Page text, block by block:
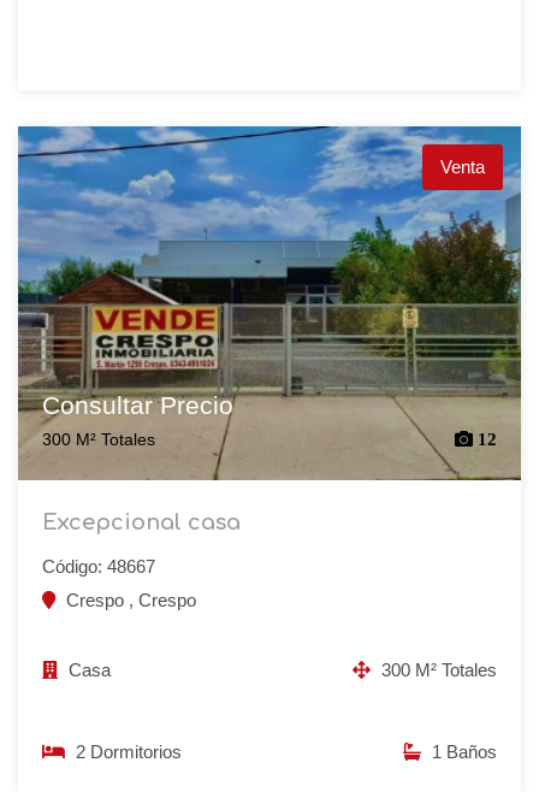
Venta
Consultar Precio
300 M² Totales 12
Excepcional casa
Código: 48667
Crespo , Crespo
Casa 300 M² Totales
2 Dormitorios 1 Baños